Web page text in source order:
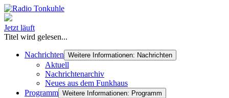
Jetzt läuft
Titel wird gelesen...
Nachrichten Weitere Informationen: Nachrichten
Aktuell
Nachrichtenarchiv
Neues aus dem Funkhaus
Programm Weitere Informationen: Programm